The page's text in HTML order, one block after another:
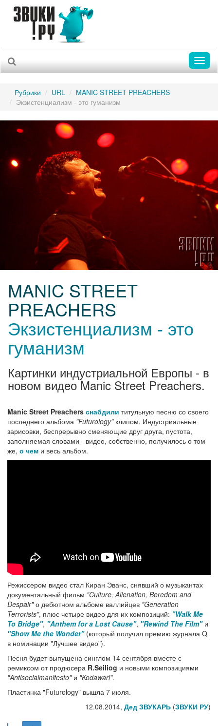
Рубрики URL
MANIC STREET PREACHERS
Экзистенциализм - это гуманизм
MANIC STREET
PREACHERS
Экзистенциализм - это
гуманизм
Картинки индустриальной Европы - в
новом видео Manic Street Preachers.
Manic Street Preachers снабдили титульную песню со своего
последнего альбома "Futurology"клипом. Индустриальные
зарисовки, беспрерывно сменяющие друг друга, пустота,
заполняемая словами - видео, собственно, получилось о том
же, о чем и весь альбом.
Режиссером видео стал Киран Эванс, снявший о музыкантах
документальный фильм "Culture, Alienation, Boredom and
Despair"о дебютном альбоме валлийцев "Generation
Terrorists", плюс четыре видео для их композиций: "Walk Me
To Bridge", "Anthem for a Lost Cause", "Rewind The Film"и
"Show Me the Wonder"(который получил премию журнала Q
в номинации "Лучшее видео").
Песня будет выпущена синглом 14 сентября вместе с
ремиксом от продюсера R.Seiliog и новыми композициями
"Antisocialmanifesto"и "Kodawari".
Пластинка "Futurology" вышла 7 июля.
12.08.2014, Дед ЗВУКАРЬ (ЗВУКИ РУ)